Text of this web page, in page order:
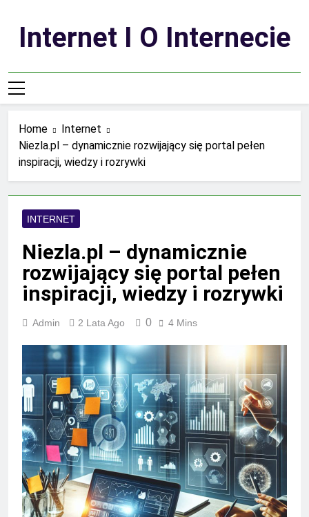
contentInternet I O Internecie
Home
Internet
Niezla.pl – dynamicznie rozwijający się portal pełen
inspiracji, wiedzy i rozrywki
INTERNET
Niezla.pl – dynamicznie
rozwijający się portal pełen
inspiracji, wiedzy i rozrywki
Admin 2 Lata Ago 0 4 Mins